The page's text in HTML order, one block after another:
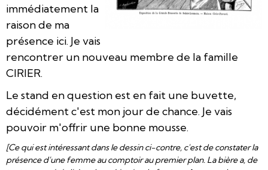
immédiatement la
raison de ma
présence ici. Je vais
rencontrer un nouveau membre de la famille
CIRIER.
Le stand en question est en fait une buvette,
décidément c'est mon jour de chance. Je vais
pouvoir m'offrir une bonne mousse.
[Ce qui est intéressant dans le dessin ci-contre, c'est de constater la
présence d'une femme au comptoir au premier plan. La bière a, de